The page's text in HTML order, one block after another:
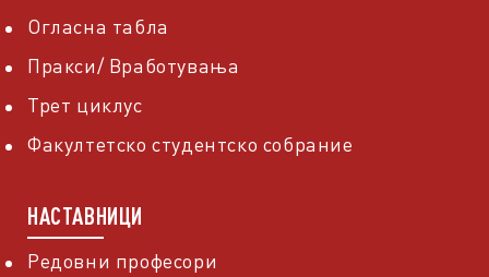
Огласна табла
Пракси/ Вработувања
Трет циклус
Факултетско студентско собрание
НАСТАВНИЦИ
Редовни професори